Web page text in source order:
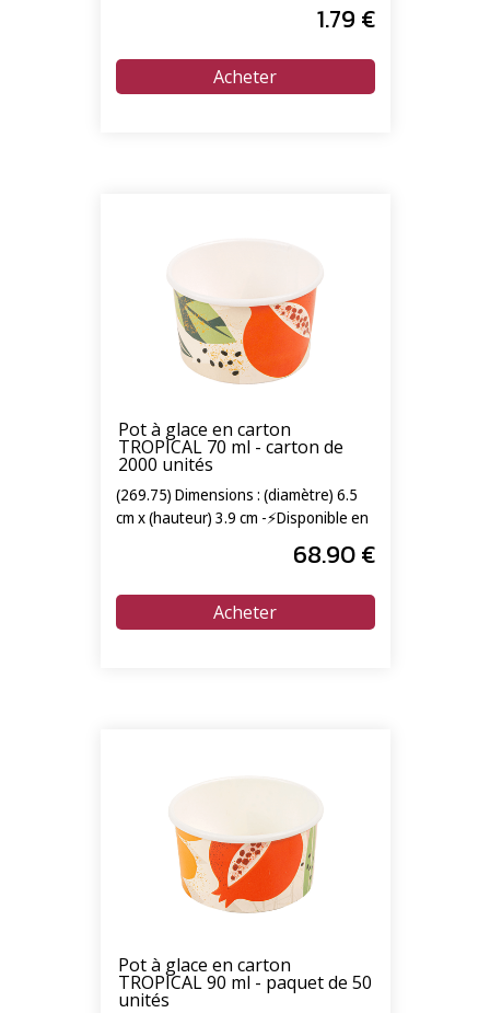
1.79 €
Pot à glace en carton
TROPICAL 70 ml - carton de
2000 unités
(269.75) Dimensions : (diamètre) 6.5
cm x (hauteur) 3.9 cm -⚡Disponible en
68.90€
Pot à glace en carton
TROPICAL 90 ml - paquet de 50
unités